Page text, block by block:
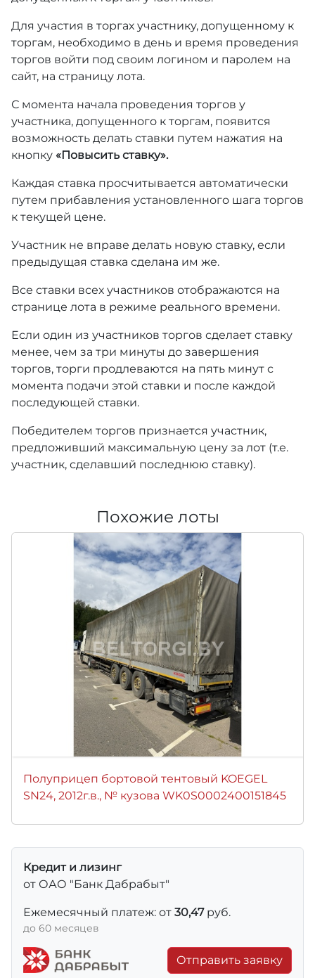
Для участия в торгах участнику, допущенному к
торгам, необходимо в день и время проведения
торгов войти под своим логином и паролем на
сайт, на страницу лота.
С момента начала проведения торгов у
участника, допущенного к торгам, появится
возможность делать ставки путем нажатия на
кнопку «Повысить ставку».
Каждая ставка просчитывается автоматически
путем прибавления установленного шага торгов
к текущей цене.
Участник не вправе делать новую ставку, если
предыдущая ставка сделана им же.
Все ставки всех участников отображаются на
странице лота в режиме реального времени.
Если один из участников торгов сделает ставку
менее, чем за три минуты до завершения
торгов, торги продлеваются на пять минут с
момента подачи этой ставки и после каждой
последующей ставки.
Победителем торгов признается участник,
предложивший максимальную цену за лот (т.е.
участник, сделавший последнюю ставку).
Похожие лоты
Полуприцеп бортовой тентовый KOEGEL
SN24, 2012г.в., № кузова WK0S0002400151845
Кредит и лизинг
от ОАО "Банк Дабрабыт"
Ежемесячный платеж: от 30,47руб.
до 60 месяцев
Отправить заявку